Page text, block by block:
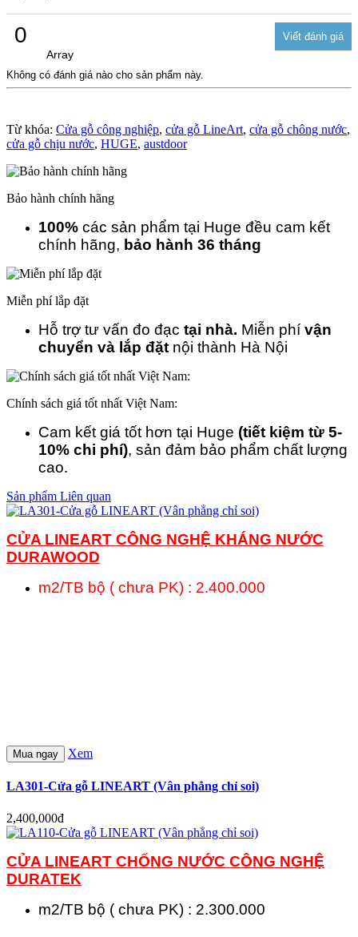
0
Array
Không có đánh giá nào cho sản phẩm này.
Từ khóa: Cửa gỗ công nghiệp, cửa gỗ LineArt, cửa gỗ chông nước,
cửa gỗ chịu nước, HUGE, austdoor
Bảo hành chính hãng
100% các sản phẩm tại Huge đều cam kết
chính hãng, bảo hành 36 tháng
Miễn phí lắp đặt
Hỗ trợ tư vấn đo đạc tại nhà. Miễn phí vận
chuyển và lắp đặt nội thành Hà Nội
Chính sách giá tốt nhất Việt Nam:
Cam kết giá tốt hơn tại Huge (tiết kiệm từ 5-
10% chi phí), sản đảm bảo phẩm chất lượng
cao.
Sản phẩm Liên quan
CỬA LINEART CÔNG NGHỆ KHÁNG NƯỚC
DURAWOOD
m2/TB bộ ( chưa PK) : 2.400.000
Mua ngay Xem
LA301-Cửa gỗ LINEART (Vân phẳng chỉ soi)
2,400,000đ
CỬA LINEART CHỐNG NƯỚC CÔNG NGHỆ
DURATEK
m2/TB bộ ( chưa PK) : 2.300.000